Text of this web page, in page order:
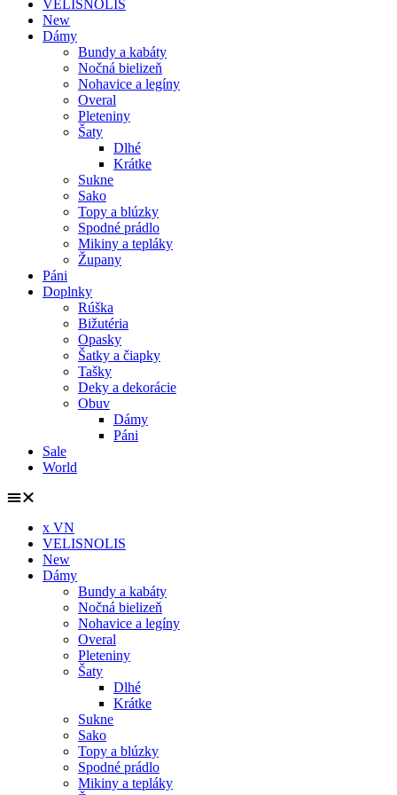
VELISNOLIS
New
Dámy
Bundy a kabáty
Nočná bielizeň
Nohavice a legíny
Overal
Pleteniny
Šaty
Dlhé
Krátke
Sukne
Sako
Topy a blúzky
Spodné prádlo
Mikiny a tepláky
Župany
Páni
Doplnky
Rúška
Bižutéria
Opasky
Šatky a čiapky
Tašky
Deky a dekorácie
Obuv
Dámy
Páni
Sale
World
x VN
VELISNOLIS
New
Dámy
Bundy a kabáty
Nočná bielizeň
Nohavice a legíny
Overal
Pleteniny
Šaty
Dlhé
Krátke
Sukne
Sako
Topy a blúzky
Spodné prádlo
Mikiny a tepláky